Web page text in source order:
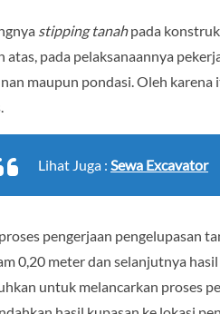
stipping tanahpada
atas, pada pelaksanaannya
maupun pondasi. Oleh
Lihat Juga : Sewa Excavator
pengerjaan pengelupasan
0,20 meter dan selanjutnya
untuk melancarkan proses